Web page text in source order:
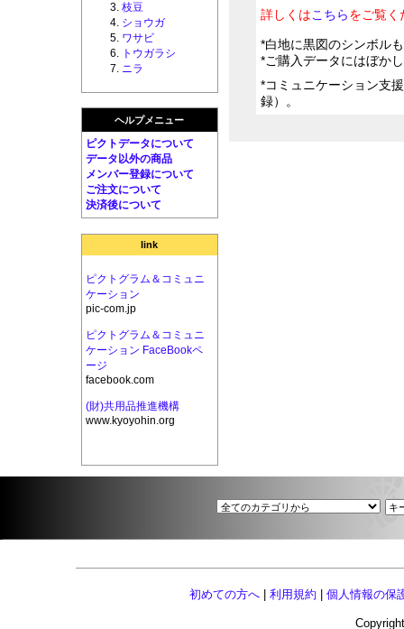
枝豆
ショウガ
ワサビ
トウガラシ
ニラ
ヘルプメニュー
ピクトデータについて
データ以外の商品
メンバー登録について
ご注文について
決済後について
link
ピクトグラム＆コミュニ
ケーション
pic-com.jp
ピクトグラム＆コミュニ
ケーション FaceBookペ
ージ
facebook.com
(財)共用品推進機構
www.kyoyohin.org
詳しくはこちらをご覧く
*白地に黒図のシンボル
*ご購入データにはぼか
*コミュニケーション支
録）。
初めての方へ 利用規約 個人情報の保